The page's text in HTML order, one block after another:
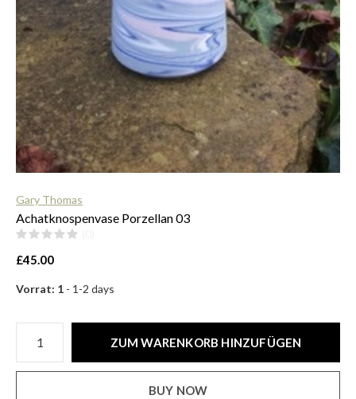
Gary Thomas
Achatknospenvase Porzellan 03
£45.00
Vorrat: 1 - 1-2 days
ZUM WARENKORB HINZUFÜGEN
BUY NOW